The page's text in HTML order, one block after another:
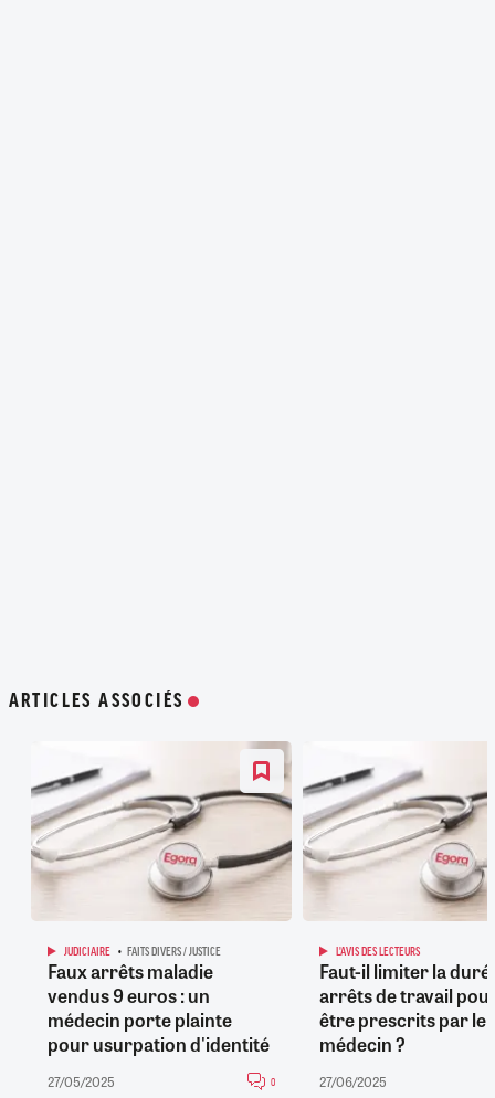
ARTICLES ASSOCIÉS
JUDICIAIRE FAITS DIVERS / JUSTICE
Faux arrêts maladie
vendus 9 euros : un
médecin porte plainte
pour usurpation d'identité
27/05/2025 0
L'AVIS DES LECTEURS
Faut-il limiter la
arrêts de travail
être prescrits par le
médecin ?
27/06/2025